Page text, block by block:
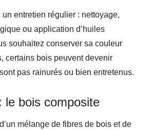
un entretien régulier : nettoyage,
ou application d’huiles
souhaitez conserver sa couleur
certains bois peuvent devenir
pas rainurés ou bien entretenus.
le bois composite
mélange de fibres de bois et de